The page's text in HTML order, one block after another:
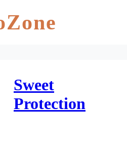
Sweet
Protection